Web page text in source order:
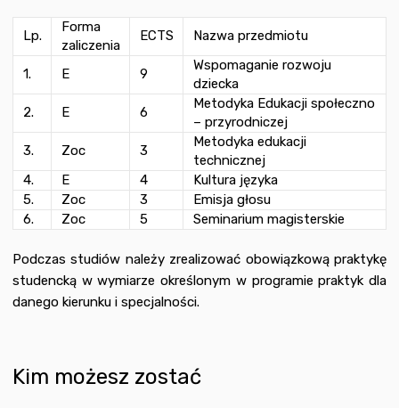
Lp.
Forma
zaliczenia
ECTS Nazwa przedmiotu
1. E 9
Wspomaganie rozwoju
dziecka
2.
E 6
Metodyka Edukacji społeczno
– przyrodniczej
3.
Zoc 3
Metodyka edukacji
technicznej
4.
E 4
Kultura języka
5.
Zoc 3
Emisja głosu
6.
Zoc 5 Seminarium magisterskie
Podczas studiów należy zrealizować obowiązkową praktykę
studencką w wymiarze określonym w programie praktyk dla
danego kierunku i specjalności.
Kim możesz zostać